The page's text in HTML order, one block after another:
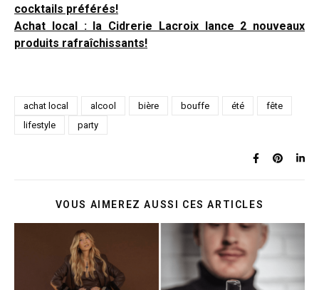
cocktails préférés!
Achat local : la Cidrerie Lacroix lance 2 nouveaux
produits rafraîchissants!
achat local alcool bière bouffe été
fête
lifestyle
party
VOUS AIMEREZ AUSSI CES ARTICLES